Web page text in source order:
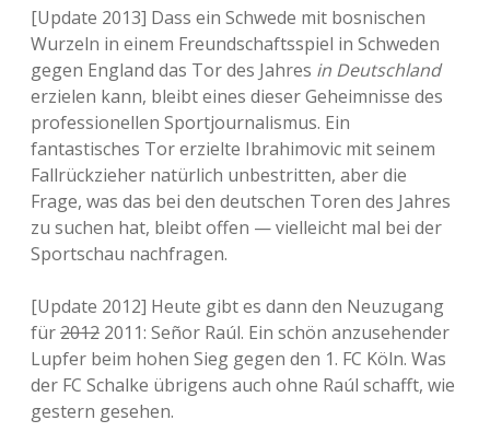
[Update 2013] Dass ein Schwede mit bosnischen
Wurzeln in einem Freundschaftsspiel in Schweden
gegen England das Tor des Jahres in Deutschland
erzielen kann, bleibt eines dieser Geheimnisse des
professionellen Sportjournalismus. Ein
fantastisches Tor erzielte Ibrahimovic mit seinem
Fallrückzieher natürlich unbestritten, aber die
Frage, was das bei den deutschen Toren des Jahres
zu suchen hat, bleibt offen — vielleicht mal bei der
Sportschau nachfragen.
[Update 2012] Heute gibt es dann den Neuzugang
für2012 2011: Señor Raúl. Ein schön anzusehender
Lupfer beim hohen Sieg gegen den 1. FC Köln. Was
der FC Schalke übrigens auch ohne Raúl schafft, wie
gestern gesehen.